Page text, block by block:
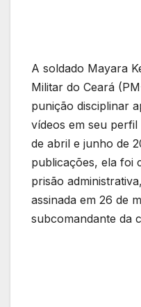
A soldado Mayara
Militar do Ceará
punição disciplinar
vídeos em seu
de abril e junho de
publicações, ela foi
prisão
assinada em 26 de
subcomandante da